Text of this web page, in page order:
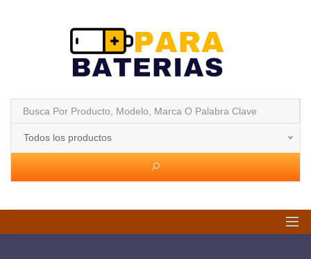
Todos los productos